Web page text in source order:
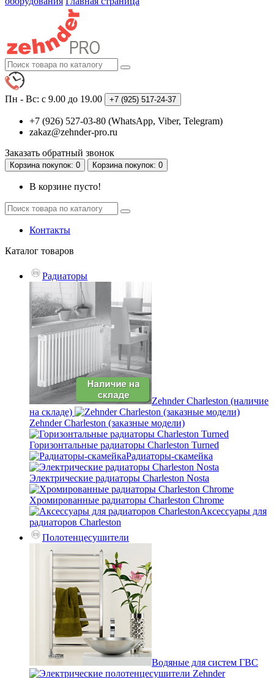
Пн - Вс: с 9.00 до 19.00 +7 (925) 517-24-37
+7 (926) 527-03-80 (WhatsApp, Viber, Telegram)
zakaz@zehnder-pro.ru
Заказать обратный звонок
Корзинапокупок: 0 Корзинапокупок: 0
В корзине пусто!
Контакты
Каталог товаров
Радиаторы
Zehnder Charleston (наличие
на складе)
Zehnder Charleston (заказные модели)
Горизонтальные радиаторы Charleston Turned
Радиаторы-скамейка
Электрические радиаторы Charleston Nosta
Хромированные радиаторы Charleston Chrome
Аксессуары для
радиаторов Charleston
Полотенцесушители
Водяные для систем ГВС